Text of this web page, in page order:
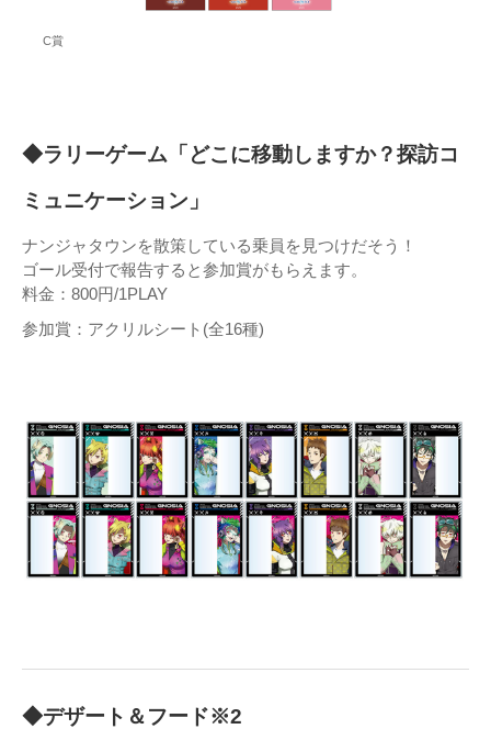
C賞
◆ラリーゲーム「どこに移動しますか？探訪コ
ミュニケーション」
ナンジャタウンを散策している乗員を見つけだそう！
ゴール受付で報告すると参加賞がもらえます。
料金：800円/1PLAY
参加賞：アクリルシート(全16種)
◆デザート＆フード※2